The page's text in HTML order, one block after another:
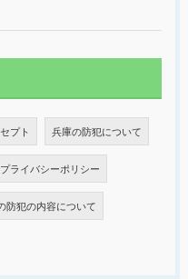
プト 兵庫の防犯について
プライバシーポリシー
防犯の内容について